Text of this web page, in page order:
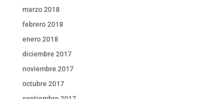
marzo 2018
febrero 2018
enero 2018
diciembre 2017
noviembre 2017
octubre 2017